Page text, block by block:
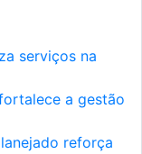
serviços na
a gestão
reforça